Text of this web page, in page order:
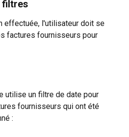
filtres
effectuée, l'utilisateur doit se
factures fournisseurs pour
utilise un filtre de date pour
fournisseurs qui ont été
: